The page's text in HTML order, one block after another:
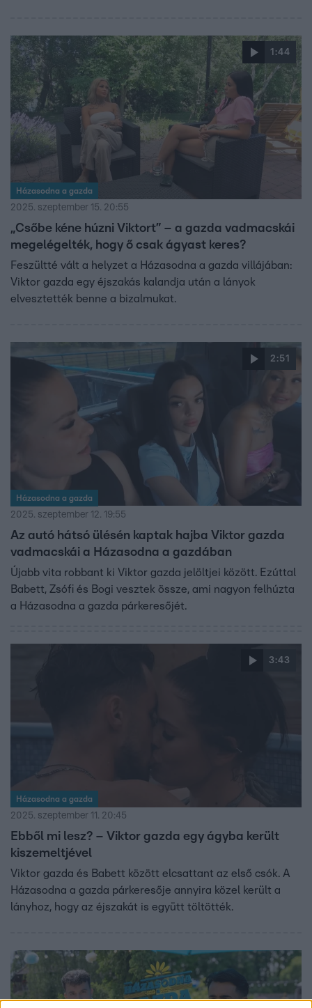
1:44
Házasodna a gazda
2025. szeptember 15. 20:55
„Csőbe kéne húzni Viktort” – a gazda vadmacskái
megelégelték, hogy ő csak ágyast keres?
Feszültté vált a helyzet a Házasodna a gazda villájában:
Viktor gazda egy éjszakás kalandja után a lányok
elvesztették benne a bizalmukat.
2:51
Házasodna a gazda
2025. szeptember 12. 19:55
Az autó hátsó ülésén kaptak hajba Viktor gazda
vadmacskái a Házasodna a gazdában
Újabb vita robbant ki Viktor gazda jelöltjei között. Ezúttal
Babett, Zsófi és Bogi vesztek össze, ami nagyon felhúzta
a Házasodna a gazda párkeresőjét.
3:43
Házasodna a gazda
2025. szeptember 11. 20:45
Ebből mi lesz? – Viktor gazda egy ágyba került
kiszemeltjével
Viktor gazda és Babett között elcsattant az első csók. A
Házasodna a gazda párkeresője annyira közel került a
lányhoz, hogy az éjszakát is együtt töltötték.